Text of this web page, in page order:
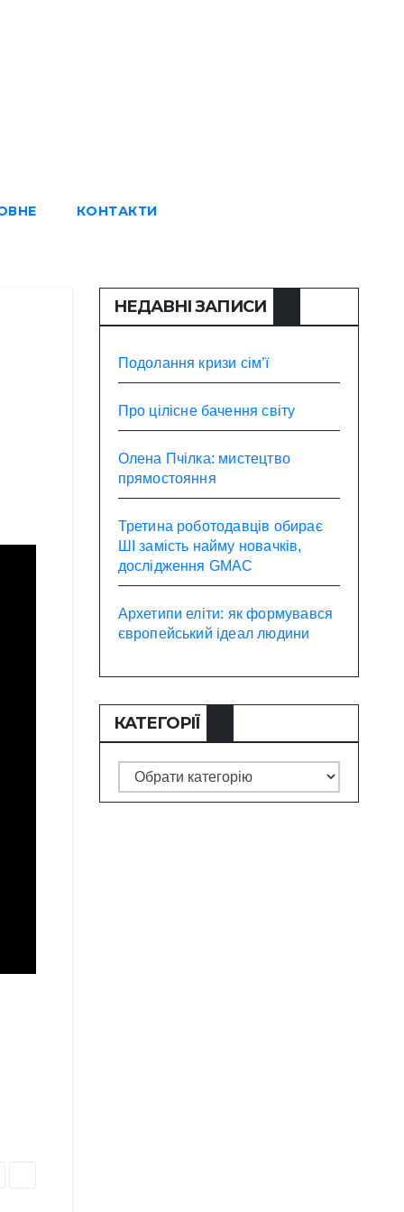
КОНТАКТИ
НЕДАВНІ ЗАПИСИ
Подолання кризи сім’ї
Про цілісне бачення світу
Олена Пчілка: мистецтво
прямостояння
Третина роботодавців обирає
ШІ замість найму новачків,
дослідження GMAC
Архетипи еліти: як формувався
європейський ідеал людини
КАТЕГОРІЇ
Категорії